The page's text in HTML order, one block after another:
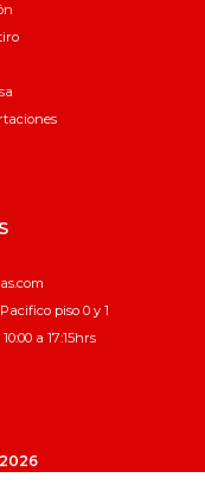
piso 0 y 1
a 17:15hrs